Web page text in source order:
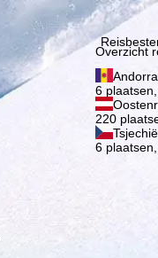
Overzicht
Andorra
6
220
Tsjechië
6